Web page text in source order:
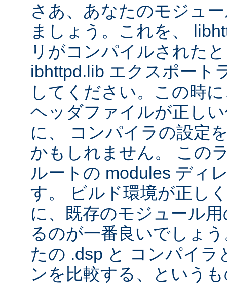
さあ、あなたのモジュ
ましょう。これを、
リがコンパイルされた
ibhttpd.lib エクスポート
してください。この時
ヘッダファイルが正し
に、 コンパイラの設定
かもしれません。 この
ルートの modules ディ
す。 ビルド環境が正し
に、既存のモジュール
るのが一番良いでしょ
たの .dsp と コンパイ
ンを比較する、という